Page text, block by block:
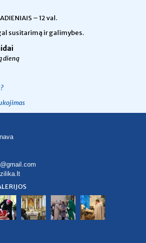
– 12 val.
susitarimą ir galimybes.
dieną